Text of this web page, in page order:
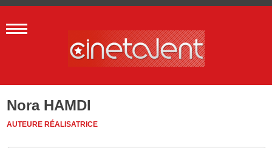
Nora HAMDI
AUTEURE RÉALISATRICE